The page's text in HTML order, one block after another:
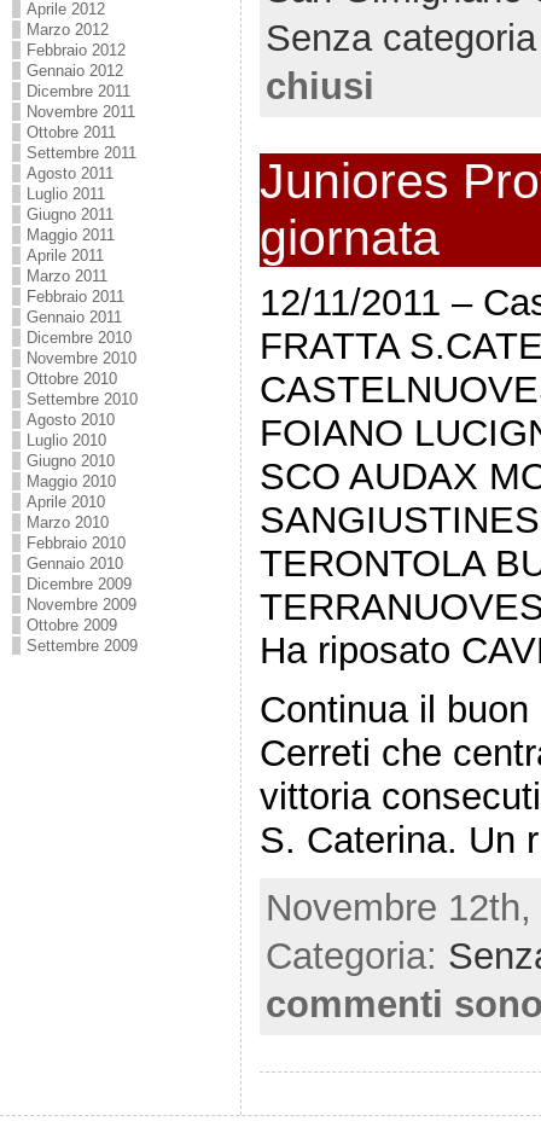
Aprile 2012
Marzo 2012
Febbraio 2012
Gennaio 2012
Dicembre 2011
Novembre 2011
Ottobre 2011
Settembre 2011
Agosto 2011
Luglio 2011
Giugno 2011
Maggio 2011
Aprile 2011
Marzo 2011
Febbraio 2011
Gennaio 2011
Dicembre 2010
Novembre 2010
Ottobre 2010
Settembre 2010
Agosto 2010
Luglio 2010
Giugno 2010
Maggio 2010
Aprile 2010
Marzo 2010
Febbraio 2010
Gennaio 2010
Dicembre 2009
Novembre 2009
Ottobre 2009
Settembre 2009
Senza categoria
chiusi
Juniores
giornata
12/11/2011 –
FRATTA
FOIANO
SCO AUDAX
TERONTOLA
Ha riposato
Continua il
Cerreti che
vittoria
S. Caterina. Un
Novembre
Categoria:
commenti